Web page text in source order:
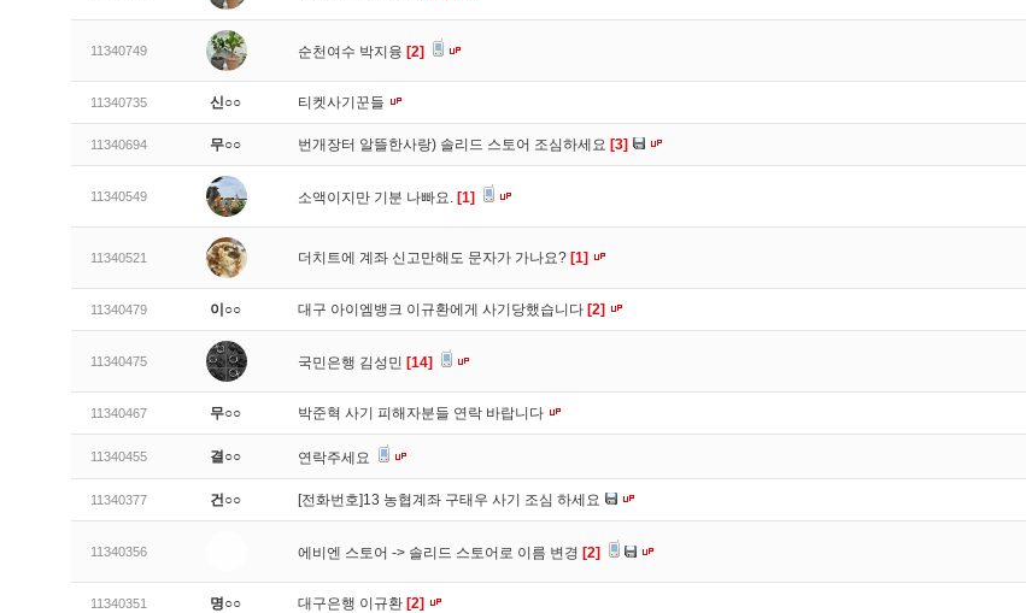
11340749 순천여수 박지융 [2]
11340735 신○○ 티켓사기꾼들
11340694 무○○ 번개장터 알뜰한사랑) 솔리드 스토어 조심하세요 [3]
11340549 소액이지만 기분 나빠요. [1]
11340521 더치트에 계좌 신고만해도 문자가 가나요? [1]
11340479 이○○ 대구 아이엠뱅크 이규환에게 사기당했습니다 [2]
11340475 국민은행 김성민 [14]
11340467 무○○ 박준혁 사기 피해자분들 연락 바랍니다
11340455 결○○ 연락주세요
11340377 건○○ [전화번호]13 농협계좌 구태우 사기 조심 하세요
11340356 에비엔 스토어 -> 솔리드 스토어로 이름 변경 [2]
11340351 명○○ 대구은행 이규환 [2]